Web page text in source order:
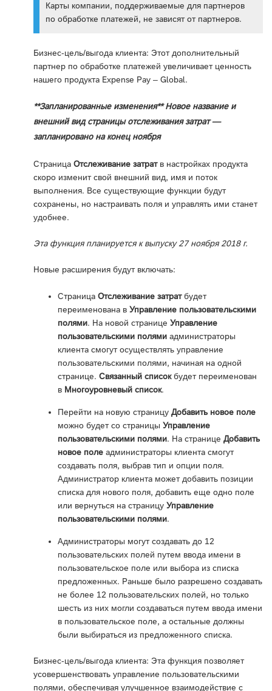
Карты компании, поддерживаемые для партнеров
по обработке платежей, не зависят от партнеров.
Бизнес-цель/выгода клиента: Этот дополнительный
партнер по обработке платежей увеличивает ценность
нашего продукта Expense Pay – Global.
**Запланированные изменения** Новое название и
внешний вид страницы отслеживания затрат —
запланировано на конец ноября
Страница Отслеживание затратв настройках продукта
скоро изменит свой внешний вид, имя и поток
выполнения. Все существующие функции будут
сохранены, но настраивать поля и управлять ими станет
удобнее.
Эта функция планируется к выпуску 27 ноября 2018 г.
Новые расширения будут включать:
Страница Отслеживание затратбудет
переименована в Управление пользовательскими
полями. На новой странице Управление
пользовательскими полями администраторы
клиента смогут осуществлять управление
пользовательскими полями, начиная на одной
странице. Связанный списокбудет переименован
в Многоуровневый список.
Перейти на новую страницу Добавить новое поле
можно будет со страницы Управление
пользовательскими полями. На странице Добавить
новое поле администраторы клиента смогут
создавать поля, выбрав тип и опции поля.
Администратор клиента может добавить позиции
списка для нового поля, добавить еще одно поле
или вернуться на страницу Управление
пользовательскими полями.
Администраторы могут создавать до 12
пользовательских полей путем ввода имени в
пользовательское поле или выбора из списка
предложенных. Раньше было разрешено создавать
не более 12 пользовательских полей, но только
шесть из них могли создаваться путем ввода имени
в пользовательское поле, а остальные должны
были выбираться из предложенного списка.
Бизнес-цель/выгода клиента: Эта функция позволяет
усовершенствовать управление пользовательскими
полями, обеспечивая улучшенное взаимодействие с